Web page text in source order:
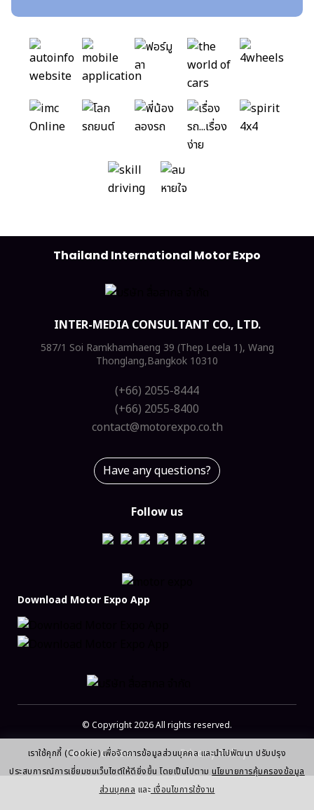
เราใช้คุกกี้ (Cookie) เพื่อจัดการข้อมูลส่วนบุคคล และนำไปพัฒนา ปรับปรุง
ประสบการณ์การเยี่ยมชมเว็บไซต์ให้ดียิ่งขึ้น โดยเป็นไปตามนโยบายการคุ้มครองข้อมูล
ส่วนบุคคล และ เงื่อนไขการใช้งาน
Thailand International Motor Expo
INTER-MEDIA CONSULTANT CO., LTD.
587/1 Soi Ramkhamhaeng 39 (Thep Leela 1), Wang
Thonglang,Bangkok 10310
(+66) 2055-8444
(+66) 2055-8400
contact@motorexpo.co.th
Have any questions?
Follow us
Download Motor Expo App
© Copyright 2026 All rights reserved.
Terms of use Privacy Policy